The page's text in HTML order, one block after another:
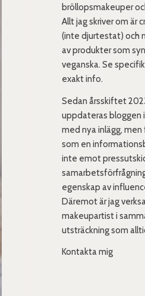
bröllopsmakeuper
Allt jag skriver om är
(inte djurtestat) och
av produkter som
veganska. Se
exakt info.
Sedan årsskiftet
uppdateras bloggen
med nya inlägg, men
som en
inte emot
egenskap av
Däremot är jag
makeupartist i
utsträckning som
Kontakta mig